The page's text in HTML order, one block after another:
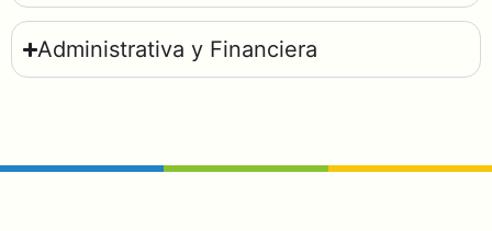
Administrativa y Financiera